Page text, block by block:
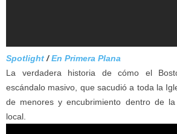
Spotlight /En Primera Plana
La verdadera historia de cómo el
escándalo masivo, que sacudió a toda la
de menores y encubrimiento dentro de la
local.